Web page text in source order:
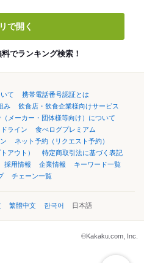
で開く
でランキング検索！
て
携帯電話番号認証とは
み
飲食店・飲食企業様向けサービス
（メーカー・団体様等向け）について
ライン
食べログプレミアム
ネット予約（リクエスト予約）
アウト）
特定商取引法に基づく表記
採用情報 企業情報
キーワード一覧
チェーン一覧
繁體中文 한국어 日本語
©Kakaku.com, Inc.